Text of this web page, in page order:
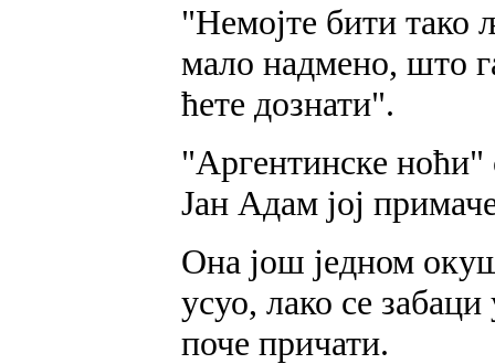
"Немојте бити тако
мало надмено, што
ћете дознати".
"Аргентинске ноћи"
Јан Адам јој
Она још једном
усуо, лако се
поче причати.